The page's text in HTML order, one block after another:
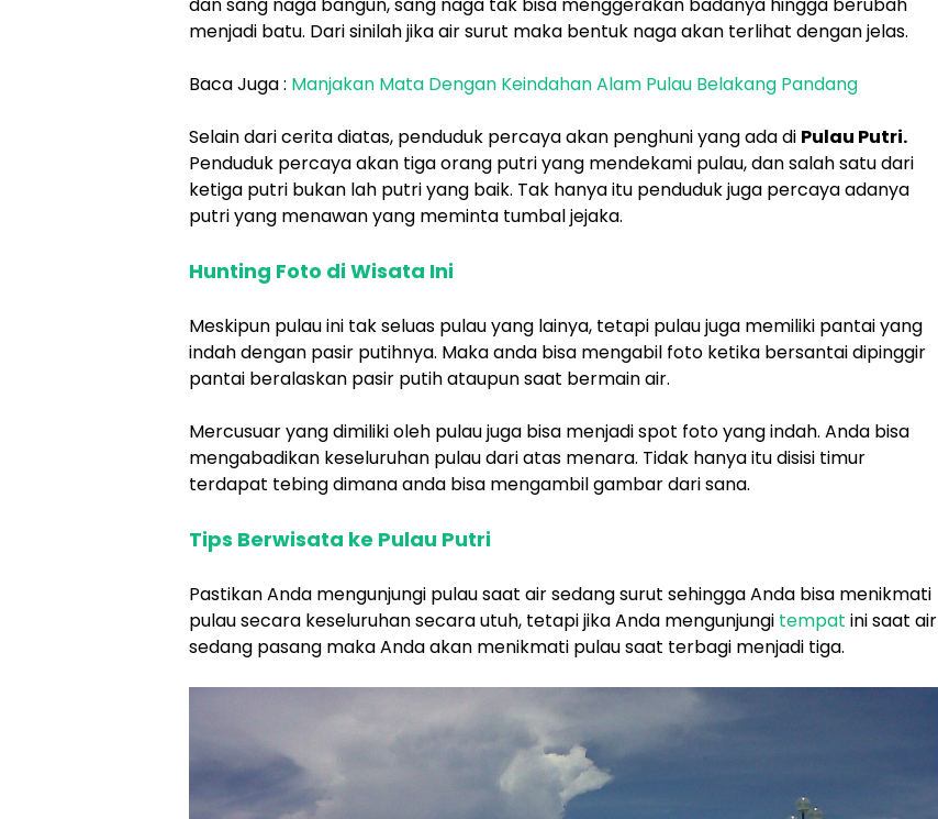
dan sang naga bangun, sang naga tak bisa menggerakan badanya hingga berubah
menjadi batu. Dari sinilah jika air surut maka bentuk naga akan terlihat dengan jelas.
Baca Juga : Manjakan Mata Dengan Keindahan Alam Pulau Belakang Pandang
Selain dari cerita diatas, penduduk percaya akan penghuni yang ada di Pulau Putri.
Penduduk percaya akan tiga orang putri yang mendekami pulau, dan salah satu dari
ketiga putri bukan lah putri yang baik. Tak hanya itu penduduk juga percaya adanya
putri yang menawan yang meminta tumbal jejaka.
Hunting Foto di Wisata Ini
Meskipun pulau ini tak seluas pulau yang lainya, tetapi pulau juga memiliki pantai yang
indah dengan pasir putihnya. Maka anda bisa mengabil foto ketika bersantai dipinggir
pantai beralaskan pasir putih ataupun saat bermain air.
Mercusuar yang dimiliki oleh pulau juga bisa menjadi spot foto yang indah. Anda bisa
mengabadikan keseluruhan pulau dari atas menara. Tidak hanya itu disisi timur
terdapat tebing dimana anda bisa mengambil gambar dari sana.
Tips Berwisata ke Pulau Putri
Pastikan Anda mengunjungi pulau saat air sedang surut sehingga Anda bisa menikmati
pulau secara keseluruhan secara utuh, tetapi jika Anda mengunjungi tempat ini saat air
sedang pasang maka Anda akan menikmati pulau saat terbagi menjadi tiga.